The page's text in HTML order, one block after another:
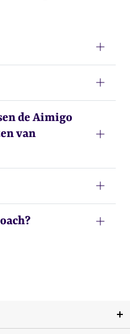
de Aimigo
van